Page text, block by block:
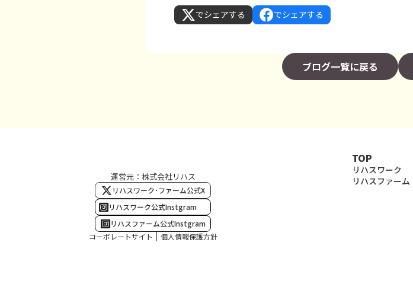
でシェアする でシェアする
ブログ一覧に戻る
運営元：株式会社リハス
リハスワーク･ファーム公式X
リハスワーク公式Instgram
リハスファーム公式Instgram
コーポレートサイト
個人情報保護方針
TOP
リハスワーク
リハスファーム